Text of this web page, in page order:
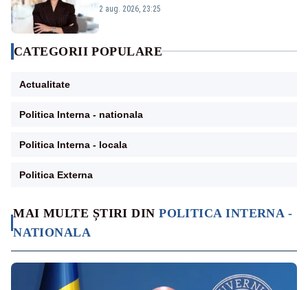
MAI MULTE ȘTIRI DINPOLITICA INTERNA -
NATIONALA
portiță?”
2 aug. 2026, 23:25
CATEGORII POPULARE
Actualitate
Politica Interna - nationala
Politica Interna - locala
Politica Externa